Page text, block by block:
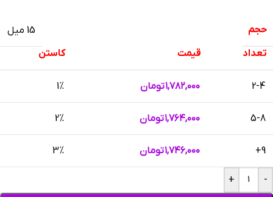
حجم
15 میل
تعداد
قیمت کاستن
2-4 ۱,۷۸۲,۰۰۰تومان 1%
5-8 ۱,۷۶۴,۰۰۰تومان 2%
9+ ۱,۷۴۶,۰۰۰تومان 3%
-
+